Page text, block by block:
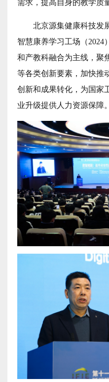
需求，提高自身的教学质
北京源集健康科技发
智慧康养学习工场（2024
和产教科融合为主线，聚
等各类创新要素，加快推
创新和成果转化，为国家
业升级提供人力资源保障。